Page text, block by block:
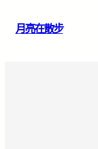
月亮在散步